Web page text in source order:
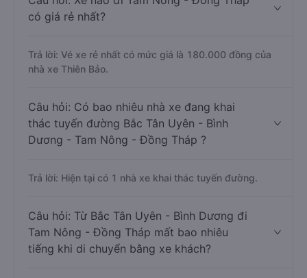
có giá rẻ nhất?
Trả lời: Vé xe rẻ nhất có mức giá là 180.000 đồng của
nhà xe Thiên Bảo.
Câu hỏi: Có bao nhiêu nhà xe đang khai
thác tuyến đường Bắc Tân Uyên - Bình
Dương - Tam Nông - Đồng Tháp ?
Trả lời: Hiện tại có 1 nhà xe khai thác tuyến đường.
Câu hỏi: Từ Bắc Tân Uyên - Bình Dương đi
Tam Nông - Đồng Tháp mất bao nhiêu
tiếng khi di chuyển bằng xe khách?